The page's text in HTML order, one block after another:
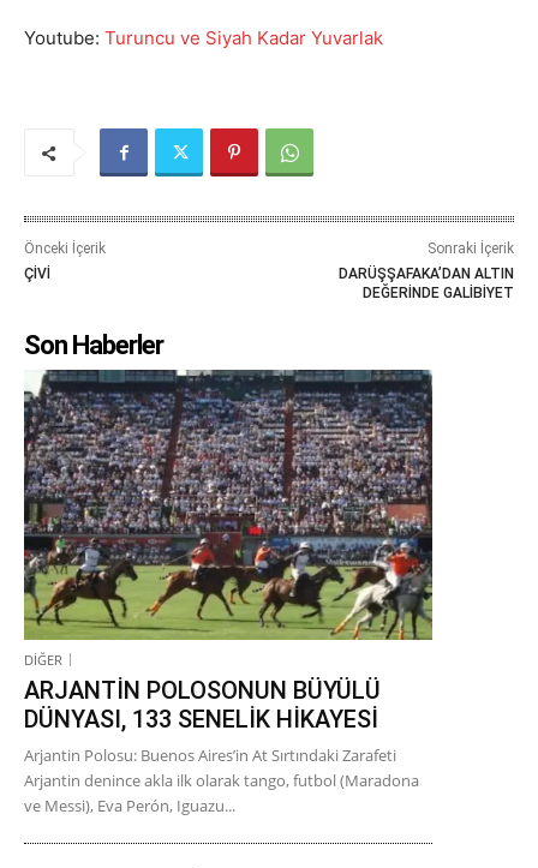
Youtube: Turuncu ve Siyah Kadar Yuvarlak
Önceki İçerik
ÇİVİ
Sonraki İçerik
DARÜŞŞAFAKA’DAN ALTIN
DEĞERİNDE GALİBİYET
Son Haberler
DİĞER
ARJANTİN POLOSONUN BÜYÜLÜ
DÜNYASI, 133 SENELİK HİKAYESİ
Arjantin Polosu: Buenos Aires’in At Sırtındaki Zarafeti
Arjantin denince akla ilk olarak tango, futbol (Maradona
ve Messi), Eva Perón, Iguazu...